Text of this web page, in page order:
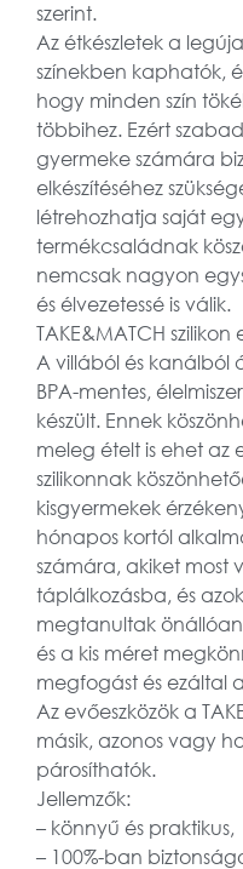
szerint.
Az étkészletek a
színekben kaphatók,
hogy minden szín
többihez. Ezért
gyermeke számára
elkészítéséhez
létrehozhatja saját
termékcsaládnak
nemcsak nagyon
és élvezetessé is válik.
TAKE&MATCH szilikon
A villából és kanálból
BPA-mentes,
készült. Ennek
meleg ételt is ehet az
szilikonnak
kisgyermekek
hónapos kortól
számára, akiket most
táplálkozásba, és
megtanultak
és a kis méret
megfogást és ezáltal
Az evőeszközök a
másik, azonos vagy
párosíthatók.
Jellemzők:
– könnyű és praktikus,
– 100%-ban